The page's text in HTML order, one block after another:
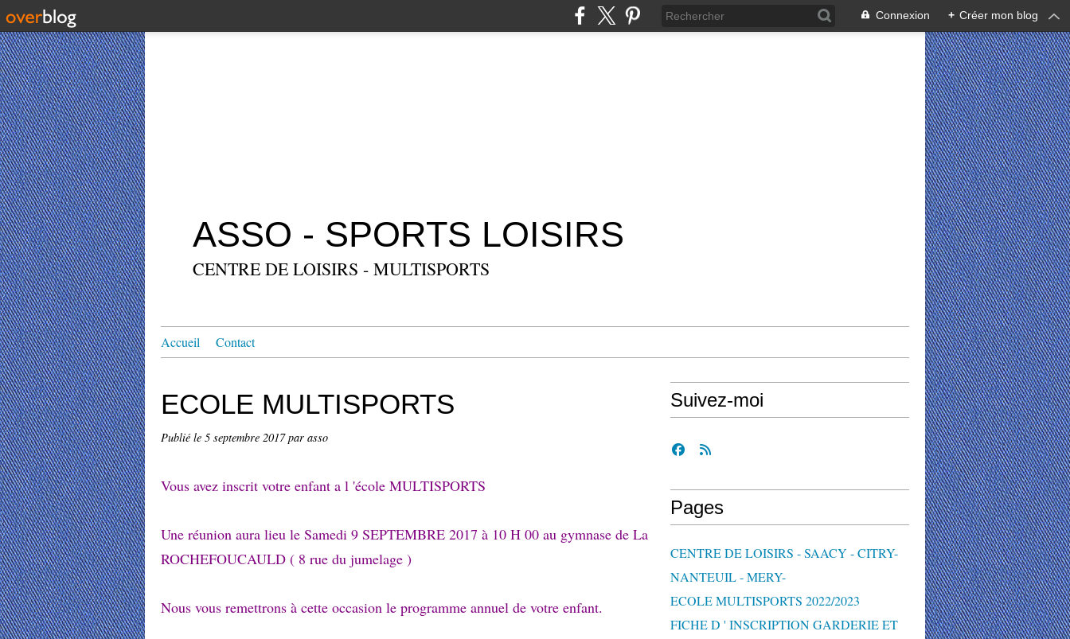
Connexion + Créer mon blog
ASSO - SPORTS LOISIRS
CENTRE DE LOISIRS - MULTISPORTS
Accueil Contact
ECOLE MULTISPORTS
Publié le 5 septembre 2017par asso
Vous avez inscrit votre enfant a l 'école MULTISPORTS
Une réunion aura lieu le Samedi 9 SEPTEMBRE 2017 à 10 H 00 au gymnase de La
ROCHEFOUCAULD ( 8 rue du jumelage )
Nous vous remettrons à cette occasion le programme annuel de votre enfant.
Suivez-moi
Pages
CENTRE DE LOISIRS - SAACY - CITRY-
NANTEUIL - MERY-
ECOLE MULTISPORTS 2022/2023
FICHE D ' INSCRIPTION GARDERIE ET